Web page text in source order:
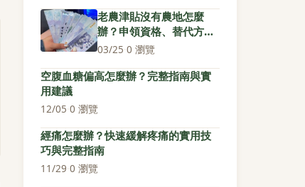
老農津貼沒有農地怎麼
辦？申領資格、替代方案
與實務指南
03/25·0 瀏覽
空腹血糖偏高怎麼辦？完整指南與實
用建議
12/05·0 瀏覽
經痛怎麼辦？快速緩解疼痛的實用技
巧與完整指南
11/29·0 瀏覽